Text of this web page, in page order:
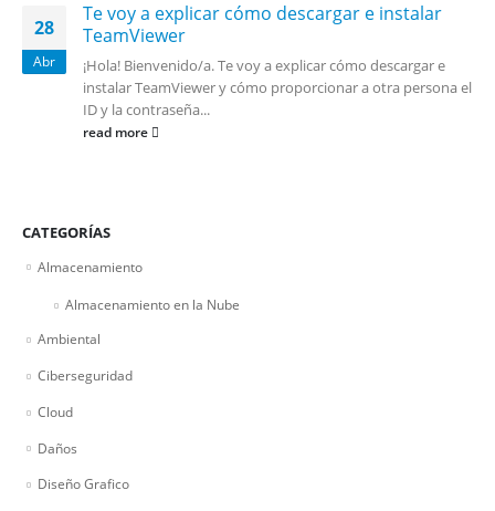
28
Abr
Te voy a explicar cómo descargar e instalar
TeamViewer
¡Hola! Bienvenido/a. Te voy a explicar cómo descargar e
instalar TeamViewer y cómo proporcionar a otra persona el
ID y la contraseña...
read more
CATEGORÍAS
Almacenamiento
Almacenamiento en la Nube
Ambiental
Ciberseguridad
Cloud
Daños
Diseño Grafico